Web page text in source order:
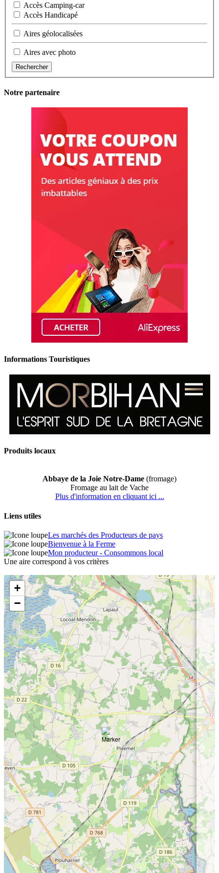
Accès Camping-car
Accès Handicapé
Aires géolocalisées
Aires avec photo
Rechercher
Notre partenaire
Informations Touristiques
Produits locaux
Abbaye de la Joie Notre-Dame (fromage)
Fromage au lait de Vache
Plus d'information en cliquant ici ...
Liens utiles
Les marchés des Producteurs de pays
Bienvenue à la Ferme
Mon producteur - Consommons local
Une aire correspond à vos critères
+
−